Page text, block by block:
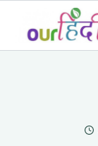
content